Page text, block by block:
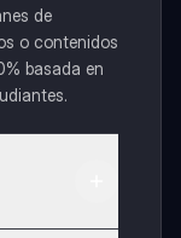
de
o contenidos
basada en